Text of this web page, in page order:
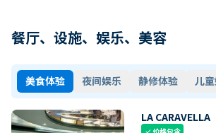
餐厅、设施、娱乐、美容
美食体验 夜间娱乐 静修体验 儿
LA CARAVELLA